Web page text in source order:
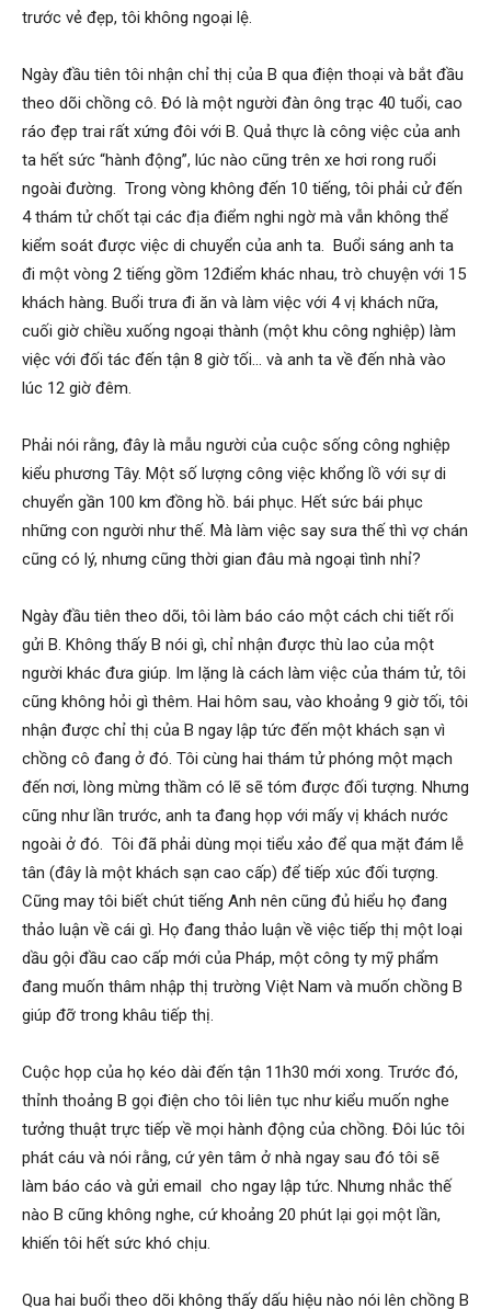
phong
tham
văn
thám
phòng,
thám
trước vẻ đẹp, tôi không ngoại lệ.
Ngày đầu tiên tôi nhận chỉ thị của B qua điện thoại và bắt đầu
theo dõi chồng cô. Đó là một người đàn ông trạc 40 tuổi, cao
ráo đẹp trai rất xứng đôi với B. Quả thực là công việc của anh
ta hết sức “hành động”, lúc nào cũng trên xe hơi rong ruổi
ngoài đường. Trong vòng không đến 10 tiếng, tôi phải cử đến
4 thám tử chốt tại các địa điểm nghi ngờ mà vẫn không thể
kiểm soát được việc di chuyển của anh ta. Buổi sáng anh ta
đi một vòng 2 tiếng gồm 12điểm khác nhau, trò chuyện với 15
khách hàng. Buổi trưa đi ăn và làm việc với 4 vị khách nữa,
cuối giờ chiều xuống ngoại thành (một khu công nghiệp) làm
việc với đối tác đến tận 8 giờ tối… và anh ta về đến nhà vào
lúc 12 giờ đêm.
Phải nói rằng, đây là mẫu người của cuộc sống công nghiệp
kiểu phương Tây. Một số lượng công việc khổng lồ với sự di
chuyển gần 100 km đồng hồ. bái phục. Hết sức bái phục
những con người như thế. Mà làm việc say sưa thế thì vợ chán
cũng có lý, nhưng cũng thời gian đâu mà ngoại tình nhỉ?
Ngày đầu tiên theo dõi, tôi làm báo cáo một cách chi tiết rối
gửi B. Không thấy B nói gì, chỉ nhận được thù lao của một
người khác đưa giúp. Im lặng là cách làm việc của thám tử, tôi
cũng không hỏi gì thêm. Hai hôm sau, vào khoảng 9 giờ tối, tôi
nhận được chỉ thị của B ngay lập tức đến một khách sạn vì
chồng cô đang ở đó. Tôi cùng hai thám tử phóng một mạch
đến nơi, lòng mừng thầm có lẽ sẽ tóm được đối tượng. Nhưng
cũng như lần trước, anh ta đang họp với mấy vị khách nước
ngoài ở đó. Tôi đã phải dùng mọi tiểu xảo để qua mặt đám lễ
tân (đây là một khách sạn cao cấp) để tiếp xúc đối tượng.
Cũng may tôi biết chút tiếng Anh nên cũng đủ hiểu họ đang
thảo luận về cái gì. Họ đang thảo luận về việc tiếp thị một loại
dầu gội đầu cao cấp mới của Pháp, một công ty mỹ phẩm
đang muốn thâm nhập thị trường Việt Nam và muốn chồng B
giúp đỡ trong khâu tiếp thị.
Cuộc họp của họ kéo dài đến tận 11h30 mới xong. Trước đó,
thỉnh thoảng B gọi điện cho tôi liên tục như kiểu muốn nghe
tưởng thuật trực tiếp về mọi hành động của chồng. Đôi lúc tôi
phát cáu và nói rằng, cứ yên tâm ở nhà ngay sau đó tôi sẽ
làm báo cáo và gửi email cho ngay lập tức. Nhưng nhắc thế
nào B cũng không nghe, cứ khoảng 20 phút lại gọi một lần,
khiến tôi hết sức khó chịu.
Qua hai buổi theo dõi không thấy dấu hiệu nào nói lên chồng B